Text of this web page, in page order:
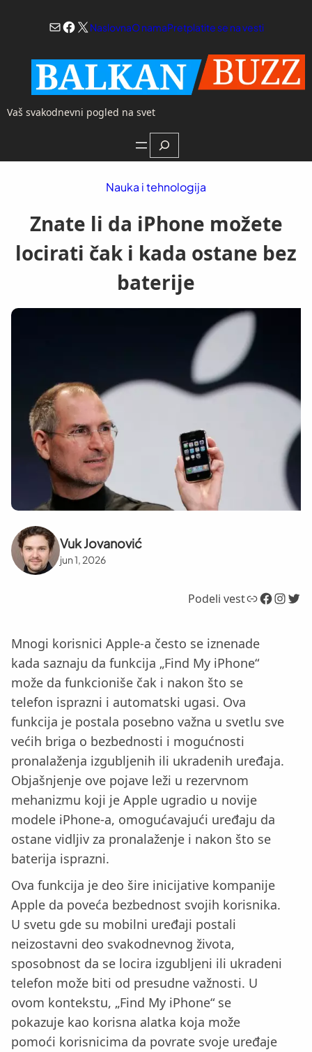
Mail
Facebook
X NaslovnaO namaPretplatite se na vesti
Vaš svakodnevni pogled na svet
Search
Nauka i tehnologija
Znate li da iPhone možete
locirati čak i kada ostane bez
baterije
Vuk Jovanović
jun 1, 2026
Podeli vestLink Facebook InstagramTwitter
Mnogi korisnici Apple-a često se iznenade
kada saznaju da funkcija „Find My iPhone“
može da funkcioniše čak i nakon što se
telefon isprazni i automatski ugasi. Ova
funkcija je postala posebno važna u svetlu sve
većih briga o bezbednosti i mogućnosti
pronalaženja izgubljenih ili ukradenih uređaja.
Objašnjenje ove pojave leži u rezervnom
mehanizmu koji je Apple ugradio u novije
modele iPhone-a, omogućavajući uređaju da
ostane vidljiv za pronalaženje i nakon što se
baterija isprazni.
Ova funkcija je deo šire inicijative kompanije
Apple da poveća bezbednost svojih korisnika.
U svetu gde su mobilni uređaji postali
neizostavni deo svakodnevnog života,
sposobnost da se locira izgubljeni ili ukradeni
telefon može biti od presudne važnosti. U
ovom kontekstu, „Find My iPhone“ se
pokazuje kao korisna alatka koja može
pomoći korisnicima da povrate svoje uređaje